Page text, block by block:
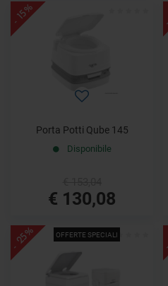
- 15%
Porta Potti Qube 145
Disponibile
€ 130,08
OFFERTE SPECIALI
- 25%